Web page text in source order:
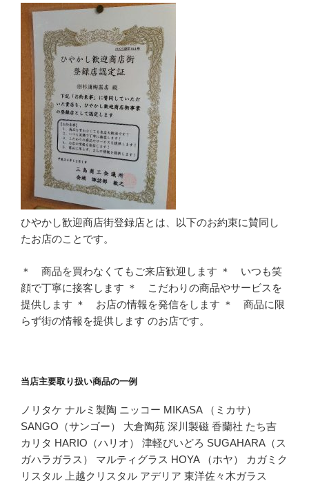
ひやかし歓迎商店街登録店とは、以下のお約束に賛同し
たお店のことです。
＊ 商品を買わなくてもご来店歓迎します ＊ いつも笑
顔で丁寧に接客します ＊ こだわりの商品やサービスを
提供します ＊ お店の情報を発信をします ＊ 商品に限
らず街の情報を提供します のお店です。
当店主要取り扱い商品の一例
ノリタケ ナルミ製陶 ニッコー MIKASA （ミカサ）
SANGO（サンゴー） 大倉陶苑 深川製磁 香蘭社 たち吉
カリタ HARIO（ハリオ） 津軽びいどろ SUGAHARA（ス
ガハラガラス） マルティグラス HOYA （ホヤ） カガミク
リスタル 上越クリスタル アデリア 東洋佐々木ガラス